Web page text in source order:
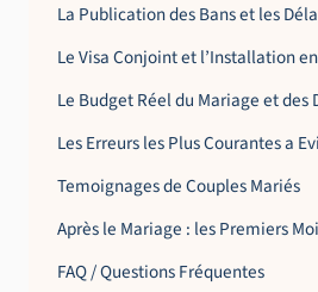
La Publication des Bans et les
Le Visa Conjoint et l’Installation
Le Budget Réel du Mariage et des
Les Erreurs les Plus Courantes a
Temoignages de Couples Mariés
Après le Mariage : les Premiers
FAQ / Questions Fréquentes